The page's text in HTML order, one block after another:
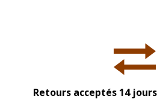
Retours acceptés 14